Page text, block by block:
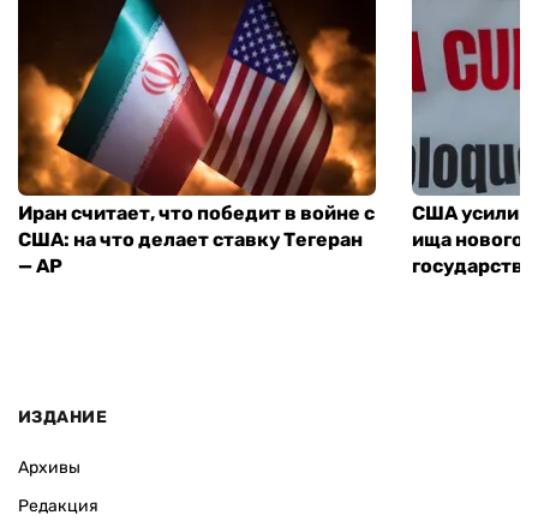
Иран считает, что победит в войне с
США: на что делает ставку Тегеран
— AP
США
ища нового
ИЗДАНИЕ
Архивы
Редакция